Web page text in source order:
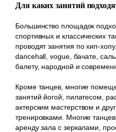
Для каких занятий
Большинство площадок
спортивных и классических
проводят занятия по хип-
dancehall, vogue, бачате,
балету, народной и
Кроме танцев, многие
занятий йогой, пилатесом,
актерским мастерством и
тренировками. Многие
аренду зала с зеркалами,